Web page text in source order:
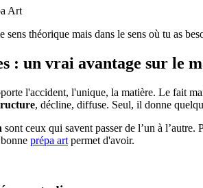
Art
sens théorique mais dans le sens où tu as
: un vrai avantage sur le
l'accident, l'unique, la matière. Le fait
, décline, diffuse. Seul, il donne
sont ceux qui savent passer de l’un à l’autre.
prépa art permet d'avoir.